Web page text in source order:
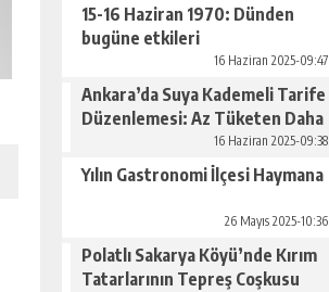
15-16 Haziran 1970: Dünden
bugüne etkileri
16 Haziran 2025-09:47
Ankara’da Suya Kademeli Tarife
Düzenlemesi: Az Tüketen Daha
16 Haziran 2025-09:38
Yılın Gastronomi İlçesi Haymana
26 Mayıs 2025-10:36
Polatlı Sakarya Köyü’nde Kırım
Tatarlarının Tepreş Coşkusu